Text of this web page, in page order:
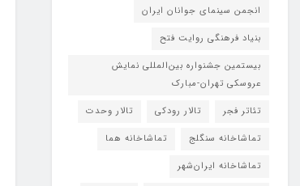
انجمن سینمای جوانان ایران
بنیاد فرهنگی روایت فتح
بیستمین جشنواره بین‌المللی نمایش
عروسکی تهران-مبارک
تئاتر فجر
تالار رودکی
تالار وحدت
تماشاخانه سنگلج
تماشاخانه هما
تماشاخانه‌ ایران‌شهر